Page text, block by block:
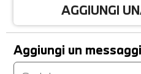
AGGIUNGI
Aggiungi un